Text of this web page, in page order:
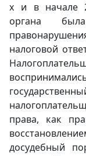
х и в начале
органа
налоговой
права, как
досудебный